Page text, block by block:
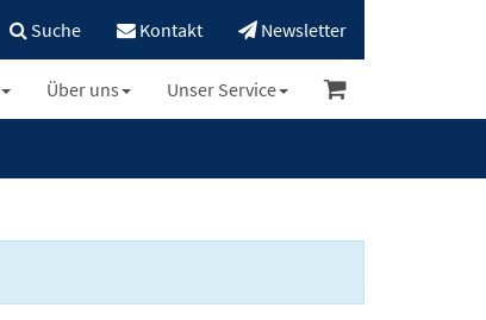
Suche Kontakt Newsletter
Über uns Unser Service